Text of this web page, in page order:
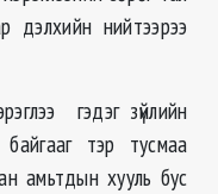
дэлхийн нийтээрээ
гэдэг зүйлийн
тэр тусмаа
амьтдын хууль бус